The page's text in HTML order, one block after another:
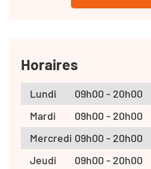
Horaires
Lundi
09h00 - 20h00
Mardi
09h00 - 20h00
Mercredi 09h00 - 20h00
Jeudi
09h00 - 20h00